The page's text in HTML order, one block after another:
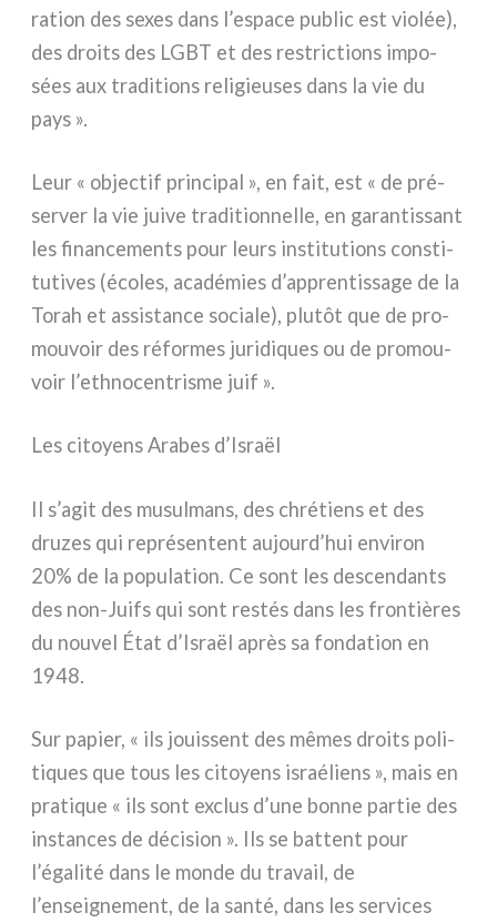
ra­tion des sexes dans l’espace public est vio­lée),
des droi­ts des LGBT et des restric­tions impo­
sées aux tra­di­tions reli­gieu­ses dans la vie du
pays ».
Leur « objec­tif prin­ci­pal », en fait, est « de pré­
ser­ver la vie jui­ve tra­di­tion­nel­le, en garan­tis­sant
les finan­ce­men­ts pour leurs insti­tu­tions con­sti­
tu­ti­ves (éco­les, aca­dé­mies d’apprentissage de la
Torah et assi­stan­ce socia­le), plu­tôt que de pro­
mou­voir des réfor­mes juri­di­ques ou de pro­mou­
voir l’ethnocentrisme juif ».
Les citoyens Arabes d’Israël
Il s’agit des musul­mans, des chré­tiens et des
dru­zes qui repré­sen­tent aujourd’hui envi­ron
20% de la popu­la­tion. Ce sont les descen­dan­ts
des non-Juifs qui sont restés dans les fron­tiè­res
du nou­vel État d’Israël après sa fon­da­tion en
1948.
Sur papier, « ils jouis­sent des mêmes droi­ts poli­
ti­ques que tous les citoyens israé­liens », mais en
pra­ti­que « ils sont exclus d’une bon­ne par­tie des
instan­ces de déci­sion ». Ils se bat­tent pour
l’égalité dans le mon­de du tra­vail, de
l’enseignement, de la san­té, dans les ser­vi­ces